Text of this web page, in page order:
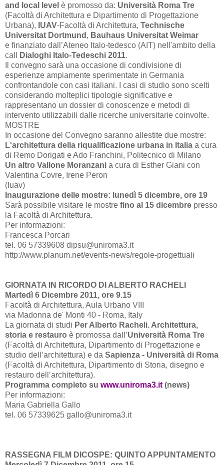
and local level è promosso da: Università Roma Tre
(Facoltà di Architettura e Dipartimento di Progettazione
Urbana), IUAV-Facoltà di Architettura, Technische
Universitat Dortmund , Bauhaus Universitat Weimar
e finanziato dall’Ateneo Italo-tedesco (AIT) nell'ambito della
call
Dialoghi Italo-Tedeschi 2011.
Il convegno sarà una occasione di condivisione di
esperienze ampiamente sperimentate in Germania
confrontandole con casi italiani. I casi di studio sono scelti
considerando molteplici tipologie significative e
rappresentano un dossier di conoscenze e metodi di
intervento utilizzabili dalle ricerche universitarie coinvolte.
MOSTRE
In occasione del Convegno saranno allestite due mostre:
L'architettura della riqualificazione urbana in Italia a cura
di Remo Dorigati e Ado Franchini, Politecnico di Milano
Un altro Vallone Moranzani a cura di Esther Giani con
Valentina Covre, Irene Peron
(Iuav)
Inaugurazione delle mostre: lunedì 5 dicembre, ore 19
Sarà possibile visitare le mostre fino al 15 dicembre presso
la Facoltà di Architettura.
Per informazioni:
Francesca Porcari
tel. 06 57339608 dipsu@uniroma3.it
http://www.planum.net/events-news/regole-progettuali
GIORNATA IN RICORDO DI ALBERTO RACHELI
Martedì 6 Dicembre 2011, ore 9.15
Facoltà di Architettura, Aula Urbano VIII
via Madonna de' Monti 40 - Roma, Italy
La giornata di studi Per Alberto Racheli. Architettura,
storia e restauro è promossa dall’Università Roma Tre
(Facoltà di Architettura, Dipartimento di Progettazione e
studio dell’architettura) e da Sapienza - Università di Roma
(Facoltà di Architettura, Dipartimento di Storia, disegno e
restauro dell’architettura).
Programma completo su www.uniroma3.it (news)
Per informazioni:
Maria Gabriella Gallo
tel. 06 57339625 gallo@uniroma3.it
RASSEGNA FILM DICOSPE: QUINTO APPUNTAMENTO